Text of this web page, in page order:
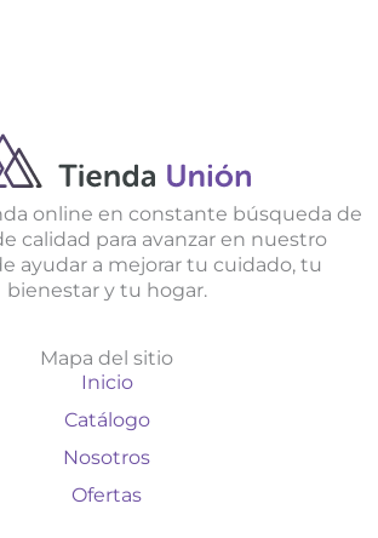
online en constante búsqueda de
calidad para avanzar en nuestro
ayudar a mejorar tu cuidado, tu
bienestar y tu hogar.
Mapa del sitio
Inicio
Catálogo
Nosotros
Ofertas